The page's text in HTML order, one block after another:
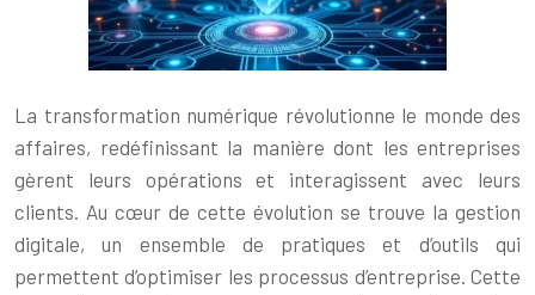
La transformation numérique révolutionne le monde des
affaires, redéfinissant la manière dont les entreprises
gèrent leurs opérations et interagissent avec leurs
clients. Au cœur de cette évolution se trouve la gestion
digitale, un ensemble de pratiques et d’outils qui
permettent d’optimiser les processus d’entreprise. Cette